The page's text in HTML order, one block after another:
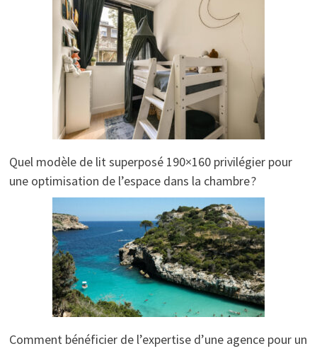
Quel modèle de lit superposé 190×160 privilégier pour
une optimisation de l’espace dans la chambre ?
Comment bénéficier de l’expertise d’une agence pour un